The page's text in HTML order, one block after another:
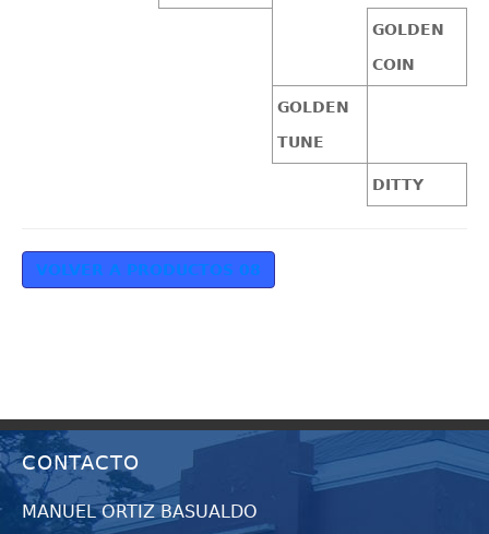
GOLDEN
COIN
GOLDEN
TUNE
DITTY
VOLVER A PRODUCTOS 08
CONTACTO
MANUEL ORTIZ BASUALDO